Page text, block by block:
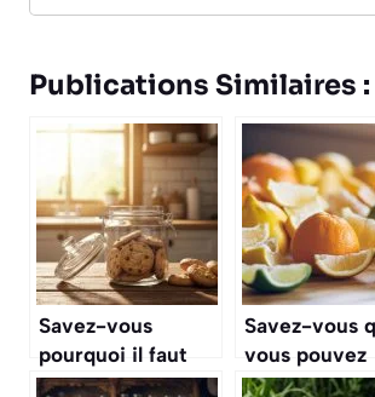
Publications Similaires :
Savez-vous
pourquoi il faut
toujours mettre un
Savez-vous
vous pouvez
utiliser la